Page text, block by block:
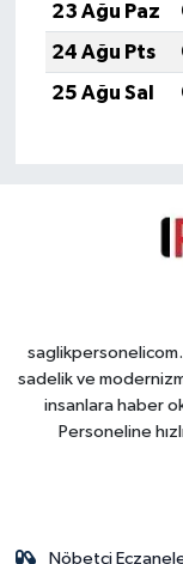
23 Ağu Paz
24 Ağu Pts
25 Ağu Sal
sadelik ve
insanlara haber
Personeline
Nöbetçi